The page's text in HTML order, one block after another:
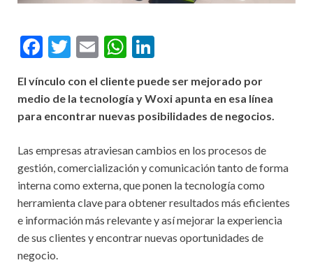
F
e
b
o
k
T
itt
er
E
ai
l
W
at
s
p
p
ke
dI
El vínculo con el cliente puede ser mejorado por
medio de la tecnología y Woxi apunta en esa línea
para encontrar nuevas posibilidades de negocios.
Las empresas atraviesan cambios en los procesos de
gestión, comercialización y comunicación tanto de forma
interna como externa, que ponen la tecnología como
herramienta clave para obtener resultados más eficientes
e información más relevante y así mejorar la experiencia
de sus clientes y encontrar nuevas oportunidades de
negocio.